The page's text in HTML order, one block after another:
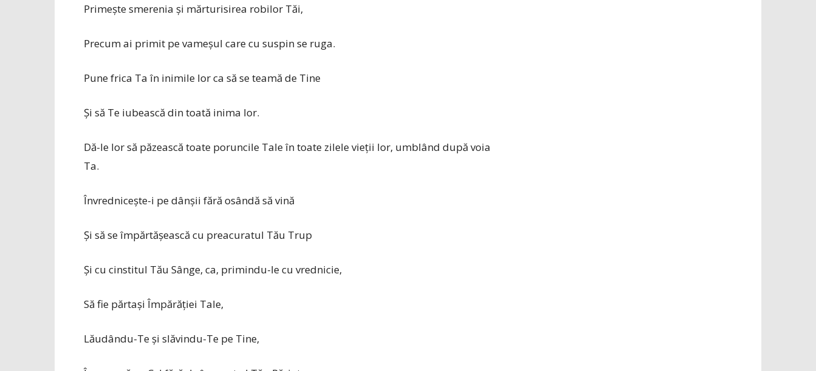
Primeşte smerenia şi mărturisirea robilor Tăi,
Precum ai primit pe vameşul care cu suspin se ruga.
Pune frica Ta în inimile lor ca să se teamă de Tine
Și să Te iubească din toată inima lor.
Dă-le lor să păzească toate poruncile Tale în toate zilele vieţii lor, umblând după voia
Ta.
Învredniceşte-i pe dânşii fără osândă să vină
Și să se împărtăşească cu preacuratul Tău Trup
Și cu cinstitul Tău Sânge, ca, primindu-le cu vrednicie,
Să fie părtaşi Împărăţiei Tale,
Lăudându-Te şi ­slăvin­du-Te pe Tine,